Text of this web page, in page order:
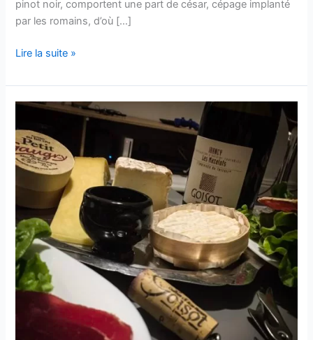
pinot noir, comportent une part de césar, cépage implanté
par les romains, d’où […]
Irancy
Les
Mazelots
2010
–
Domaine
Lire la suite »